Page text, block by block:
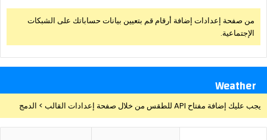
من صفحة إعدادات إضافة أرقام قم بتعيين بيانات حساباتك على الشبكات
الإجتماعية.
Weather
يجب عليك إضافة مفتاح API للطقس من خلال صفحة إعدادات القالب > الدمج